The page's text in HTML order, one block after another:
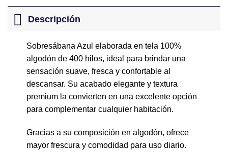
Descripción
Sobresábana Azul elaborada en tela 100%
algodón de 400 hilos, ideal para brindar una
sensación suave, fresca y confortable al
descansar. Su acabado elegante y textura
premium la convierten en una excelente opción
para complementar cualquier habitación.
Gracias a su composición en algodón, ofrece
mayor frescura y comodidad para uso diario.